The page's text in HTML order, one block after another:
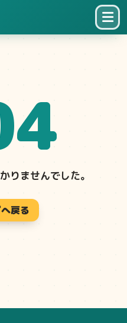
りませんでした。
戻る